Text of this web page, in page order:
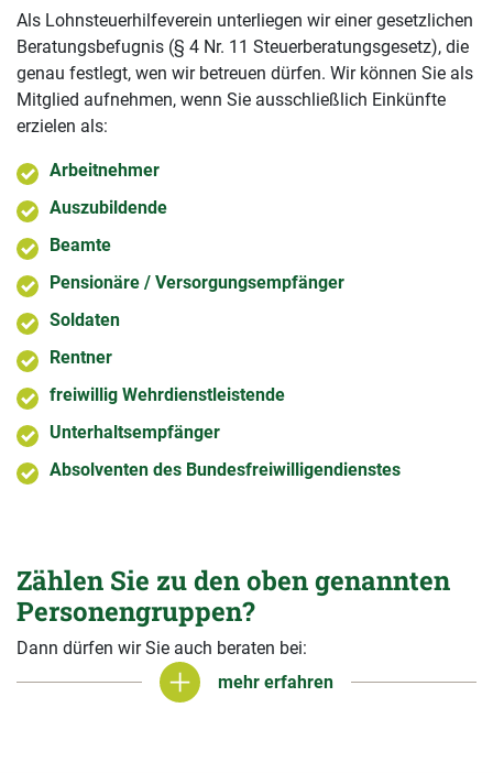
Als Lohnsteuerhilfeverein unterliegen wir einer gesetzlichen
Beratungsbefugnis (§ 4 Nr. 11 Steuerberatungsgesetz), die
genau festlegt, wen wir betreuen dürfen. Wir können Sie als
Mitglied aufnehmen, wenn Sie ausschließlich Einkünfte
erzielen als:
Arbeitnehmer
Auszubildende
Beamte
Pensionäre / Versorgungsempfänger
Soldaten
Rentner
freiwillig Wehrdienstleistende
Unterhaltsempfänger
Absolventen des Bundesfreiwilligendienstes
Zählen Sie zu den oben genannten
Personengruppen?
Dann dürfen wir Sie auch beraten bei:
mehr erfahren
mehr erfahren